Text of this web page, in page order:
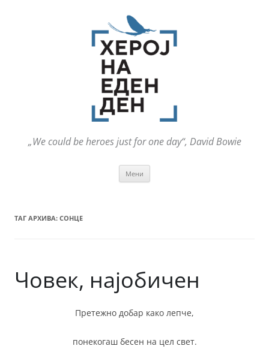
„We could be heroes just for one day“, David Bowie
Мени
ТАГ АРХИВА: СОНЦЕ
Човек, најобичен
Претежно добар како лепче,
понекогаш бесен на цел свет.